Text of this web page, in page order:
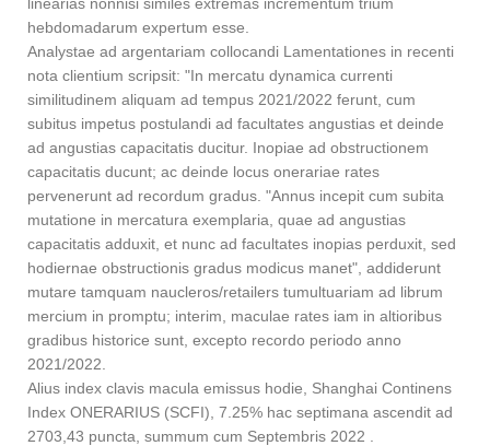
hebdomadarum expertum esse.
Analystae ad argentariam collocandi Lamentationes in recenti
nota clientium scripsit: "In mercatu dynamica currenti
similitudinem aliquam ad tempus 2021/2022 ferunt, cum
subitus impetus postulandi ad facultates angustias et deinde
ad angustias capacitatis ducitur. Inopiae ad obstructionem
capacitatis ducunt; ac deinde locus onerariae rates
pervenerunt ad recordum gradus. "Annus incepit cum subita
mutatione in mercatura exemplaria, quae ad angustias
capacitatis adduxit, et nunc ad facultates inopias perduxit, sed
hodiernae obstructionis gradus modicus manet", addiderunt
mutare tamquam naucleros/retailers tumultuariam ad librum
mercium in promptu; interim, maculae rates iam in altioribus
gradibus historice sunt, excepto recordo periodo anno
2021/2022.
Alius index clavis macula emissus hodie, Shanghai Continens
Index ONERARIUS (SCFI), 7.25% hac septimana ascendit ad
2703,43 puncta, summum cum Septembris 2022 .